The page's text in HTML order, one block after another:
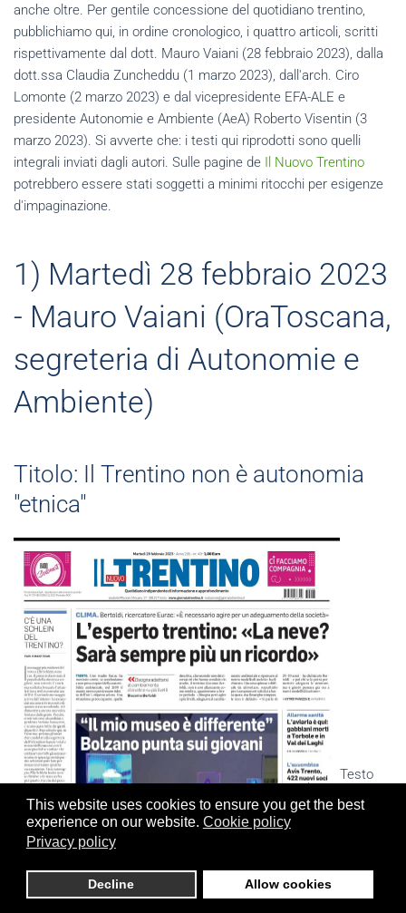
This website uses cookies to ensure you get the best
experience on our website. Cookie policy
Privacy policy
Decline Allow cookies
anche oltre. Per gentile concessione del quotidiano trentino,
pubblichiamo qui, in ordine cronologico, i quattro articoli, scritti
rispettivamente dal dott. Mauro Vaiani (28 febbraio 2023), dalla
dott.ssa Claudia Zuncheddu (1 marzo 2023), dall'arch. Ciro
Lomonte (2 marzo 2023) e dal vicepresidente EFA-ALE e
presidente Autonomie e Ambiente (AeA) Roberto Visentin (3
marzo 2023). Si avverte che: i testi qui riprodotti sono quelli
integrali inviati dagli autori. Sulle pagine de Il Nuovo Trentino
potrebbero essere stati soggetti a minimi ritocchi per esigenze
d'impaginazione.
1) Martedì 28 febbraio 2023
- Mauro Vaiani (OraToscana,
segreteria di Autonomie e
Ambiente)
Titolo: Il Trentino non è autonomia
"etnica"
Testo